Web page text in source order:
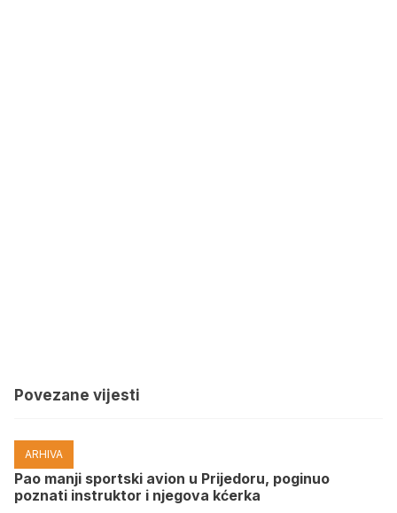
Povezane vijesti
ARHIVA
Pao manji sportski avion u Prijedoru, poginuo
poznati instruktor i njegova kćerka